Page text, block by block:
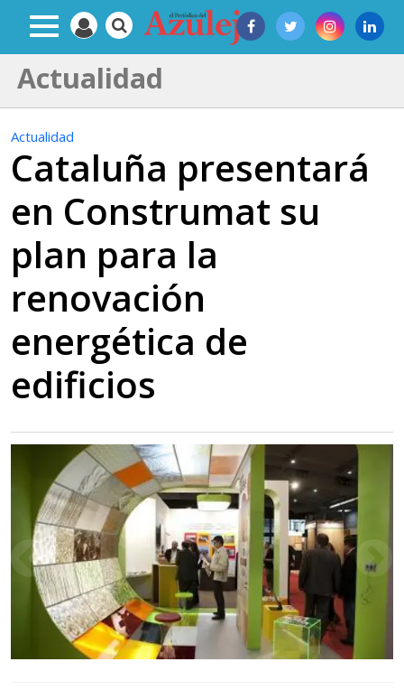
Actualidad
Actualidad
Cataluña presentará
en Construmat su
plan para la
renovación
energética de
edificios